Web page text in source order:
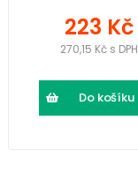
223 Kč
270,15 Kč s DPH
Do košíku